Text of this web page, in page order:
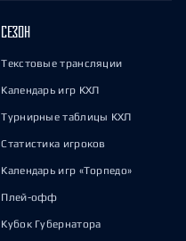
СЕЗОН
Текстовые трансляции
Календарь игр КХЛ
Турнирные таблицы КХЛ
Статистика игроков
Календарь игр «Торпедо»
Плей-офф
Кубок Губернатора